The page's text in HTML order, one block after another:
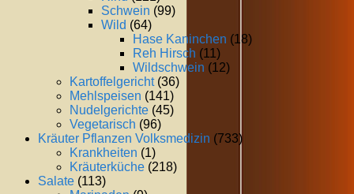
Schwein (99)
Wild (64)
Hase Kaninchen (18)
Reh Hirsch (11)
Wildschwein (12)
Kartoffelgericht(36)
Mehlspeisen (141)
Nudelgerichte (45)
Vegetarisch (96)
Kräuter Pflanzen Volksmedizin (733)
Krankheiten (1)
Kräuterküche (218)
Salate (113)